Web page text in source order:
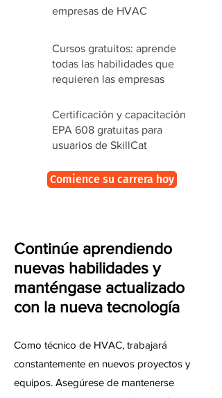
empresas de HVAC
Cursos gratuitos: aprende
todas las habilidades que
requieren las empresas
Certificación y capacitación
EPA 608 gratuitas para
usuarios de SkillCat
Comience su carrera hoy
Continúe aprendiendo
nuevas habilidades y
manténgase actualizado
con la nueva tecnología
Como técnico de HVAC, trabajará
constantemente en nuevos proyectos y
equipos. Asegúrese de mantenerse